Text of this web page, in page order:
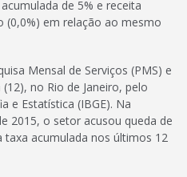
de 5% e receita
em relação ao mesmo
Mensal de Serviços (PMS) e
no Rio de Janeiro, pelo
e Estatística (IBGE). Na
2015, o setor acusou queda de
taxa acumulada nos últimos 12